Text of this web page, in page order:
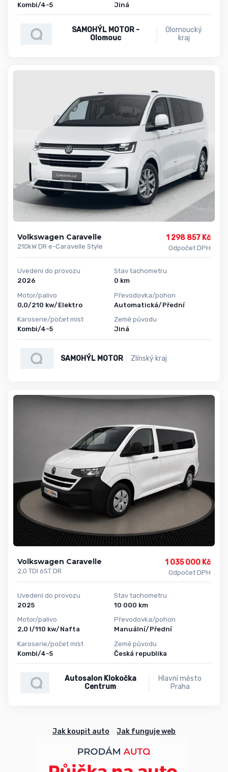
Kombi/4-5
Jiná
SAMOHÝL MOTOR -
Olomouc
Olomoucký
kraj
Volkswagen Caravelle
210kW DR e-Caravelle Style
1 298 857 Kč
Odpočet DPH
Uvedení do provozu
2026
Motor/palivo
0,0/210 kw/Elektro
Karoserie/počet míst
Kombi/4-5
Stav tachometru
0 km
Převodovka/pohon
Automatická/Přední
Země původu
Jiná
SAMOHÝL MOTOR Zlínský kraj
Volkswagen Caravelle
2,0 TDI 6ST DR
1 035 000 Kč
Odpočet DPH
Uvedení do provozu
2025
Motor/palivo
2,0 l/110 kw/Nafta
Karoserie/počet míst
Kombi/4-5
Stav tachometru
10 000 km
Převodovka/pohon
Manuální/Přední
Země původu
Česká republika
Autosalon Klokočka
Centrum
Hlavní město
Praha
Jak koupit auto Jak funguje web